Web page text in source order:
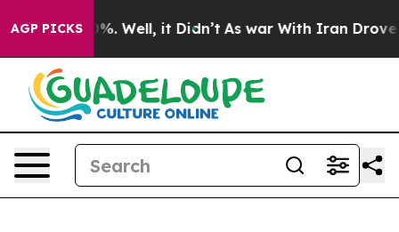
AGP PICKS40%. Well, it Didn’t As war With Iran Drove